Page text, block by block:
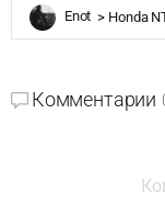
Enot > Honda
Комментарии